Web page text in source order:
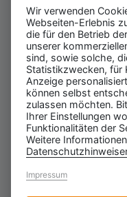
623
für den
4.43von 5.00
97%
08.08.2026 ⓘ Echte
Wir verwenden
Webseiten-Erlebnis
die für den Betrieb
unserer
sind, sowie solche,
Statistikzwecken, für
Anzeige
können selbst
zulassen möchten.
Ihrer Einstellungen
Funktionalitäten der
Weitere
Impressum